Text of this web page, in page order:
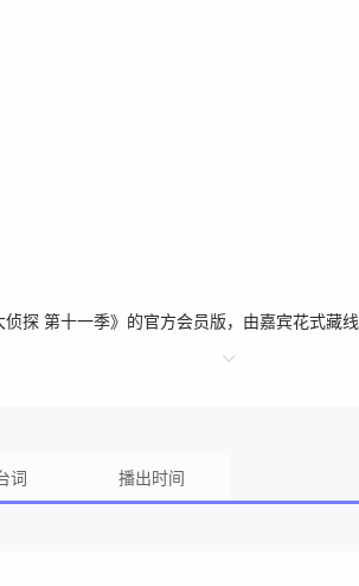
探 第十一季》的官方会员版，由嘉宾花式藏
词 播出时间